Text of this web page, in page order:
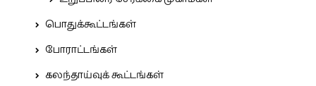
பொதுக்கூட்டங்கள்
போராட்டங்கள்
கலந்தாய்வுக் கூட்டங்கள்